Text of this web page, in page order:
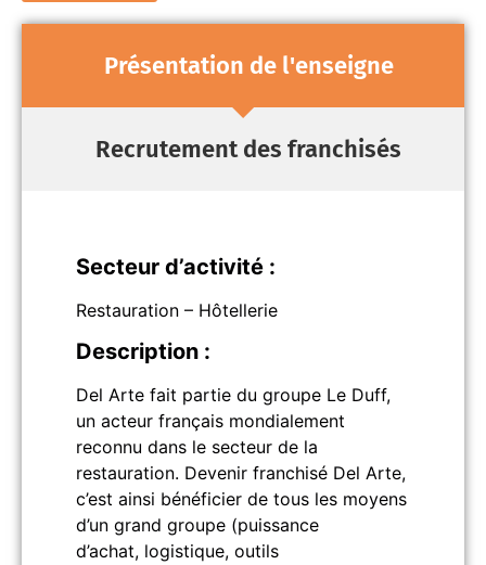
Présentation de l'enseigne
Recrutement des franchisés
Secteur d’activité :
Restauration – Hôtellerie
Description :
Del Arte fait partie du groupe Le Duff,
un acteur français mondialement
reconnu dans le secteur de la
restauration. Devenir franchisé Del Arte,
c’est ainsi bénéficier de tous les moyens
d’un grand groupe (puissance
d’achat, logistique, outils